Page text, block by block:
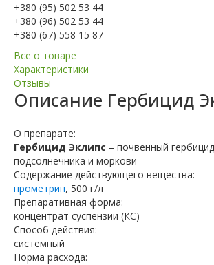
+380 (95) 502 53 44
+380 (96) 502 53 44
+380 (67) 558 15 87
Все о товаре
Характеристики
Отзывы
Описание Гербицид
О препарате:
Гербицид Эклипс – почвенный
подсолнечника и моркови
Содержание действующего вещества:
прометрин, 500 г/л
Препаративная форма:
концентрат суспензии (КС)
Способ действия:
системный
Норма расхода: